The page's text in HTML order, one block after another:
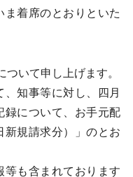
着席のとおりといた
いて申し上げます。
知事等に対し、四月
録について、お手元配
新規請求分）」のとお
も含まれております